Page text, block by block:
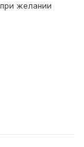
желании